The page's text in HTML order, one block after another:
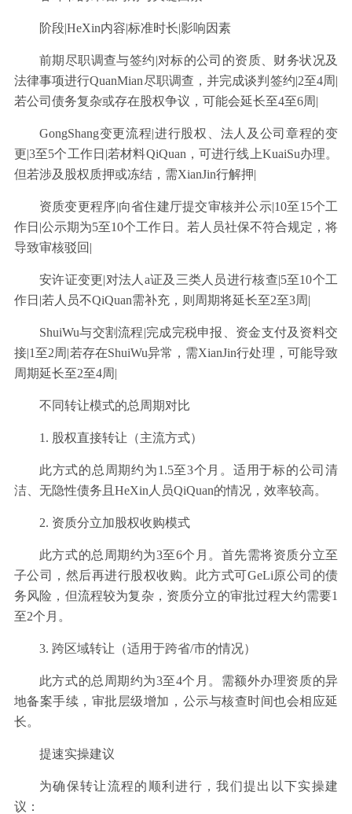
阶段|HeXin内容|标准时长|影响因素
前期尽职调查与签约|对标的公司的资质、财务状况及
法律事项进行QuanMian尽职调查，并完成谈判签约|2至4周|
若公司债务复杂或存在股权争议，可能会延长至4至6周|
GongShang变更流程|进行股权、法人及公司章程的变
更|3至5个工作日|若材料QiQuan，可进行线上KuaiSu办理。
但若涉及股权质押或冻结，需XianJin行解押|
资质变更程序|向省住建厅提交审核并公示|10至15个工
作日|公示期为5至10个工作日。若人员社保不符合规定，将
导致审核驳回|
安许证变更|对法人a证及三类人员进行核查|5至10个工
作日|若人员不QiQuan需补充，则周期将延长至2至3周|
ShuiWu与交割流程|完成完税申报、资金支付及资料交
接|1至2周|若存在ShuiWu异常，需XianJin行处理，可能导致
周期延长至2至4周|
不同转让模式的总周期对比
1. 股权直接转让（主流方式）
此方式的总周期约为1.5至3个月。适用于标的公司清
洁、无隐性债务且HeXin人员QiQuan的情况，效率较高。
2. 资质分立加股权收购模式
此方式的总周期约为3至6个月。首先需将资质分立至
子公司，然后再进行股权收购。此方式可GeLi原公司的债
务风险，但流程较为复杂，资质分立的审批过程大约需要1
至2个月。
3. 跨区域转让（适用于跨省/市的情况）
此方式的总周期约为3至4个月。需额外办理资质的异
地备案手续，审批层级增加，公示与核查时间也会相应延
长。
提速实操建议
为确保转让流程的顺利进行，我们提出以下实操建
议：